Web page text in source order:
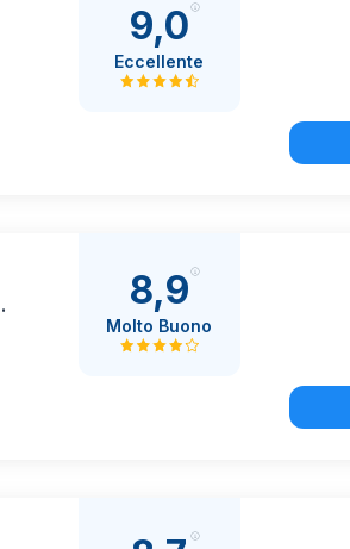
9,0
Eccellente
8,9
Molto Buono